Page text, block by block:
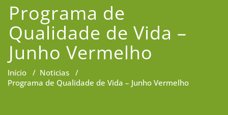
Programa de
Qualidade de Vida –
Junho Vermelho
Início / Noticias /
Programa de Qualidade de Vida – Junho Vermelho